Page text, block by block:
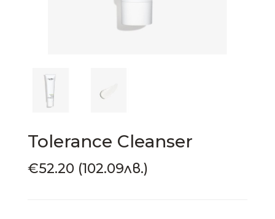
Tolerance Cleanser
€52.20 (102.09лв.)